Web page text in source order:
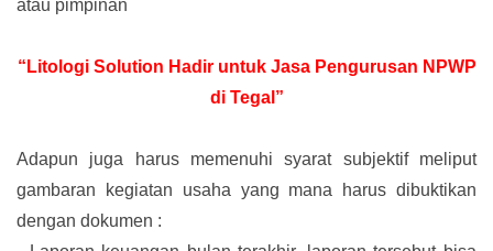
atau pimpinan
“Litologi Solution Hadir untuk Jasa Pengurusan NPWP
di Tegal”
Adapun juga harus memenuhi syarat subjektif meliput
gambaran kegiatan usaha yang mana harus dibuktikan
dengan dokumen :